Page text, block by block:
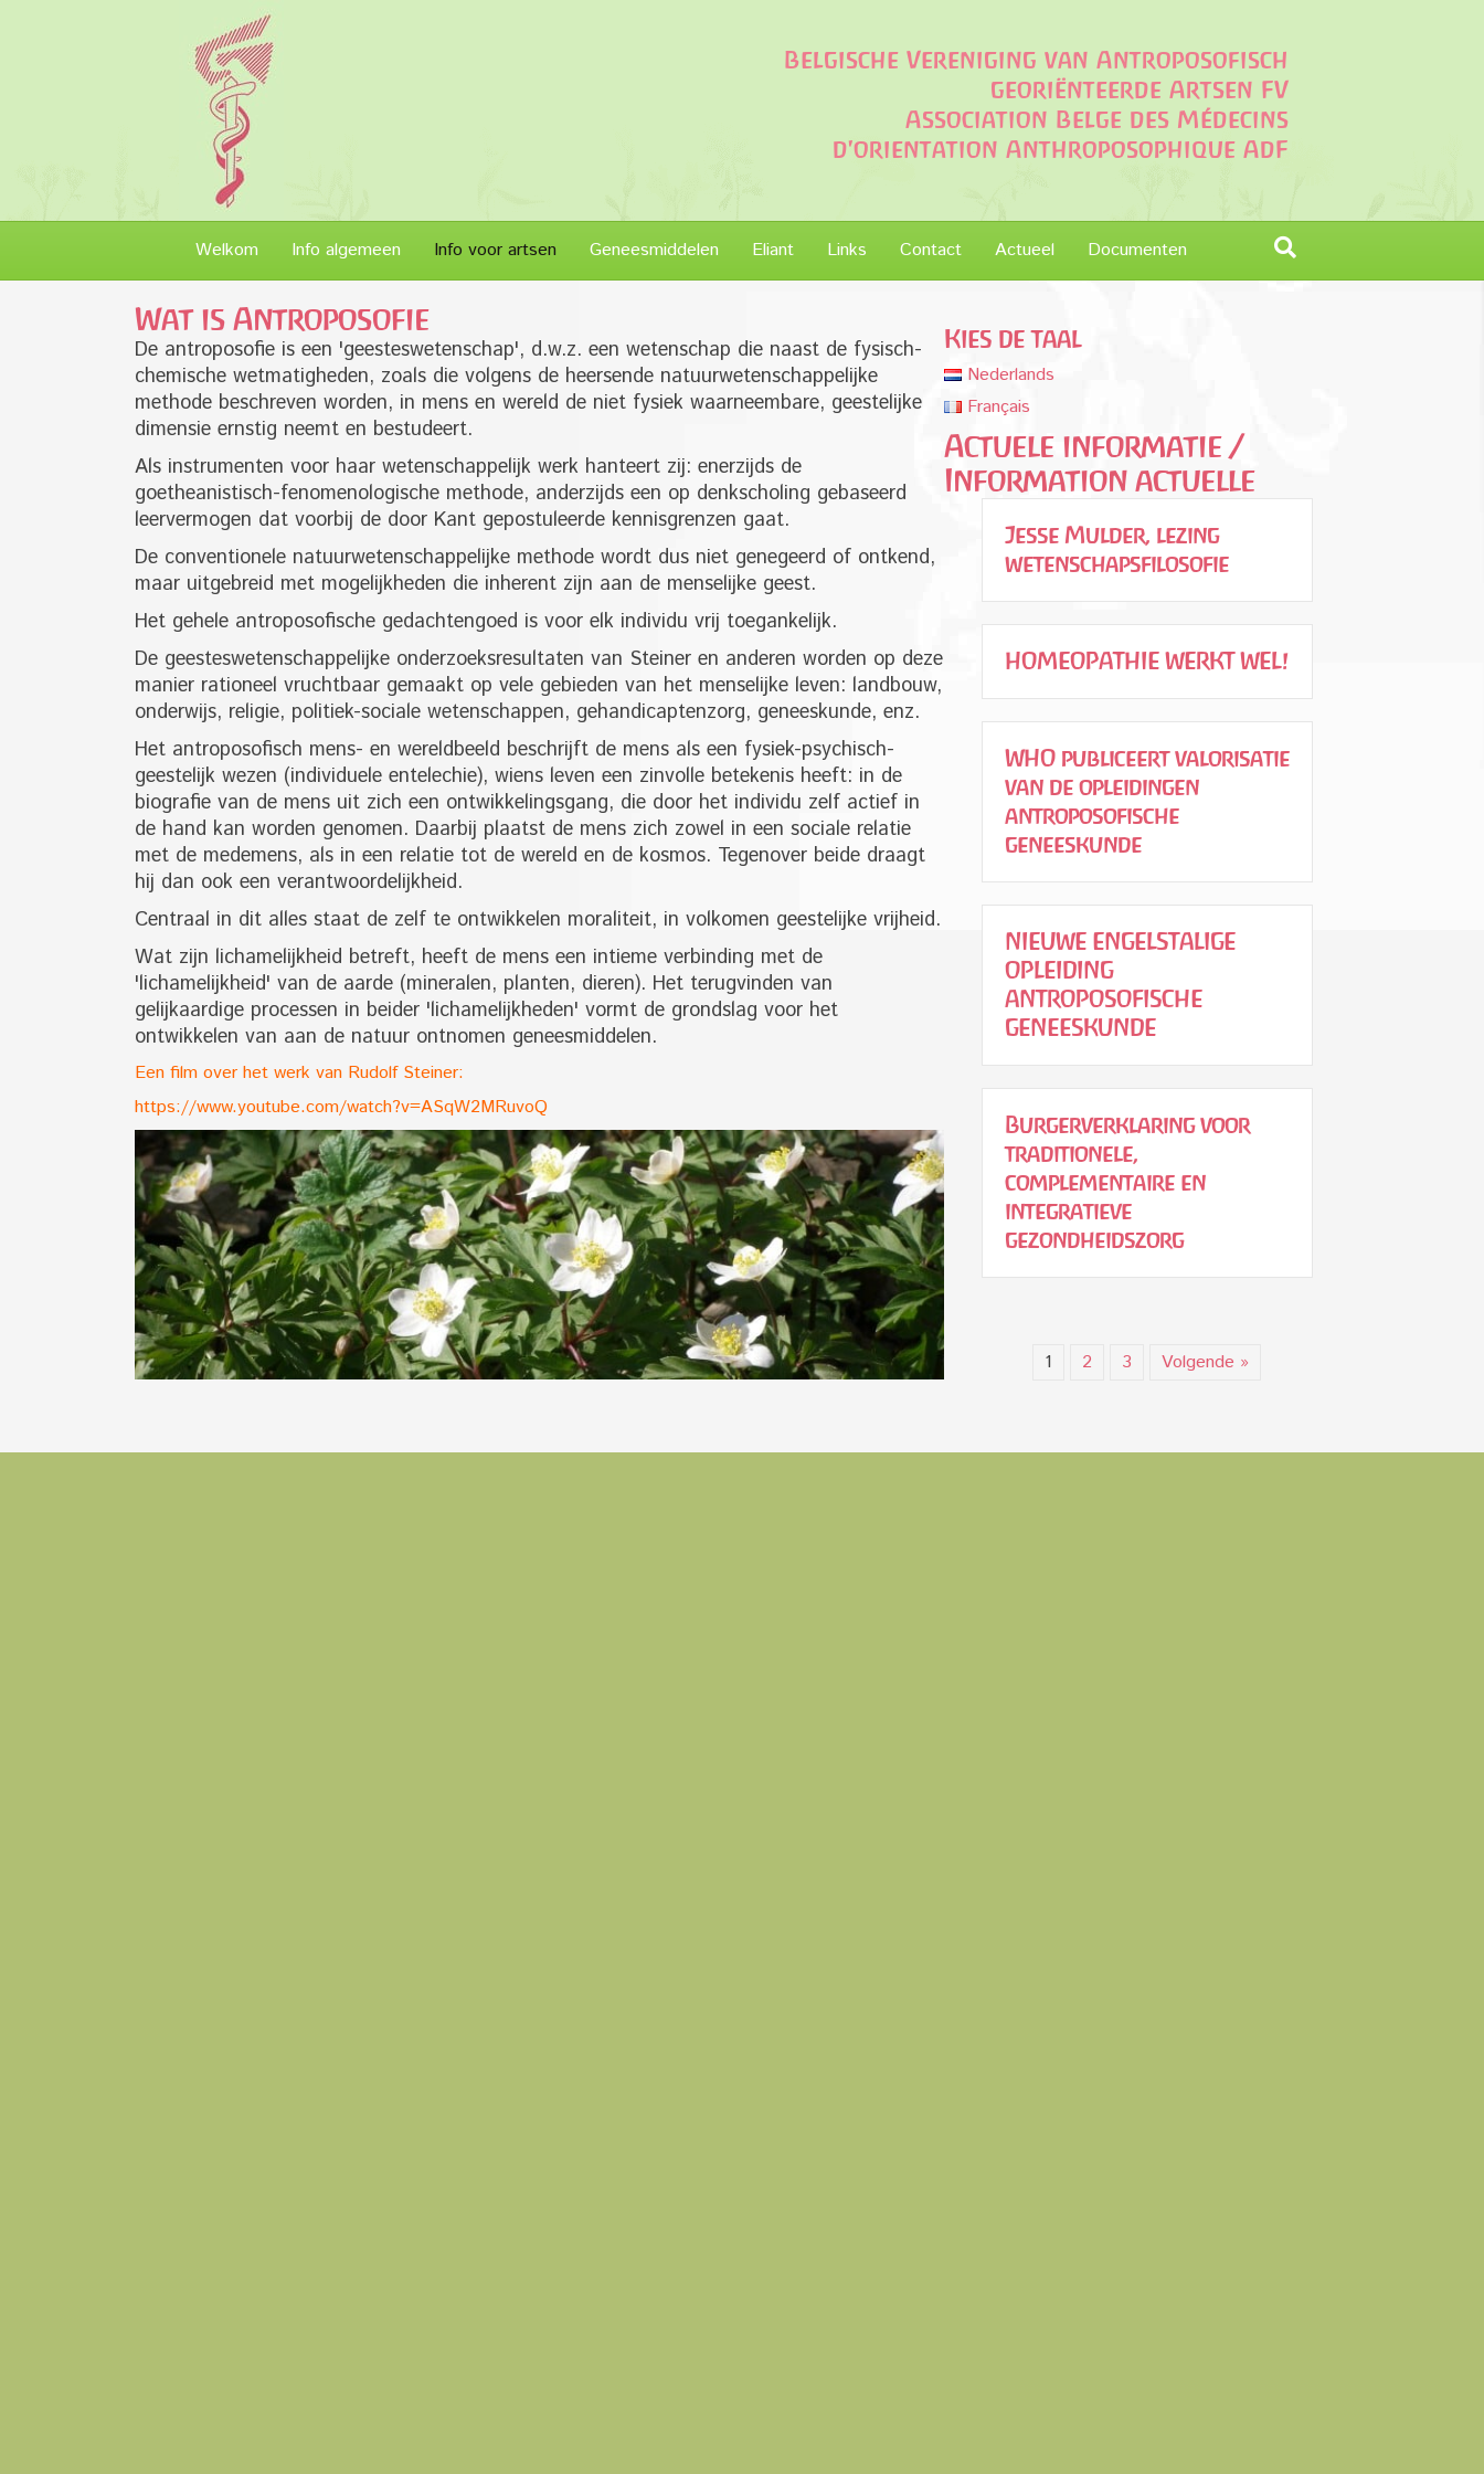
Belgische Vereniging van Antroposofisch
georiënteerde Artsen FV
Association Belge des Médecins
d'orientation Anthroposophique AdF
Welkom Info algemeen Info voor artsen Geneesmiddelen Eliant Links Contact Actueel Documenten
Wat is Antroposofie
De antroposofie is een 'geesteswetenschap', d.w.z. een wetenschap die naast de fysisch-
chemische wetmatigheden, zoals die volgens de heersende natuurwetenschappelijke
methode beschreven worden, in mens en wereld de niet fysiek waarneembare, geestelijke
dimensie ernstig neemt en bestudeert.
Als instrumenten voor haar wetenschappelijk werk hanteert zij: enerzijds de
goetheanistisch-fenomenologische methode, anderzijds een op denkscholing gebaseerd
leervermogen dat voorbij de door Kant gepostuleerde kennisgrenzen gaat.
De conventionele natuurwetenschappelijke methode wordt dus niet genegeerd of ontkend,
maar uitgebreid met mogelijkheden die inherent zijn aan de menselijke geest.
Het gehele antroposofische gedachtengoed is voor elk individu vrij toegankelijk.
De geesteswetenschappelijke onderzoeksresultaten van Steiner en anderen worden op deze
manier rationeel vruchtbaar gemaakt op vele gebieden van het menselijke leven: landbouw,
onderwijs, religie, politiek-sociale wetenschappen, gehandicaptenzorg, geneeskunde, enz.
Het antroposofisch mens- en wereldbeeld beschrijft de mens als een fysiek-psychisch-
geestelijk wezen (individuele entelechie), wiens leven een zinvolle betekenis heeft: in de
biografie van de mens uit zich een ontwikkelingsgang, die door het individu zelf actief in
de hand kan worden genomen. Daarbij plaatst de mens zich zowel in een sociale relatie
met de medemens, als in een relatie tot de wereld en de kosmos. Tegenover beide draagt
hij dan ook een verantwoordelijkheid.
Centraal in dit alles staat de zelf te ontwikkelen moraliteit, in volkomen geestelijke vrijheid.
Wat zijn lichamelijkheid betreft, heeft de mens een intieme verbinding met de
'lichamelijkheid' van de aarde (mineralen, planten, dieren). Het terugvinden van
gelijkaardige processen in beider 'lichamelijkheden' vormt de grondslag voor het
ontwikkelen van aan de natuur ontnomen geneesmiddelen.
Een film over het werk van Rudolf Steiner:
https://www.youtube.com/watch?v=ASqW2MRuvoQ
Kies de taal
Nederlands
Français
Actuele informatie /
Information actuelle
Jesse Mulder, lezing
wetenschapsfilosofie
HOMEOPATHIE WERKT WEL!
WHO publiceert valorisatie
van de opleidingen
antroposofische
geneeskunde
NIEUWE ENGELSTALIGE
OPLEIDING
ANTROPOSOFISCHE
GENEESKUNDE
Burgerverklaring voor
traditionele,
complementaire en
integratieve
gezondheidszorg
1 2 3 Volgende »